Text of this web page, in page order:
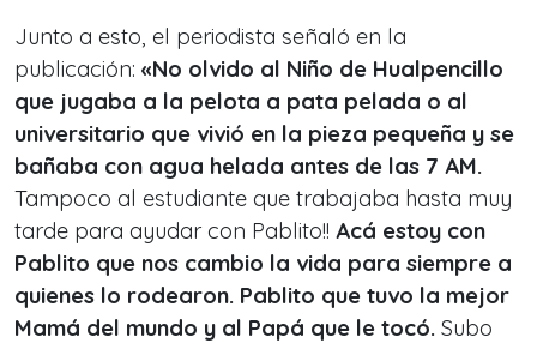
Junto a esto, el periodista señaló en la
publicación: «No olvido al Niño de Hualpencillo
que jugaba a la pelota a pata pelada o al
universitario que vivió en la pieza pequeña y se
bañaba con agua helada antes de las 7 AM.
Tampoco al estudiante que trabajaba hasta muy
tarde para ayudar con Pablito!! Acá estoy con
Pablito que nos cambio la vida para siempre a
quienes lo rodearon. Pablito que tuvo la mejor
Mamá del mundo y al Papá que le tocó. Subo